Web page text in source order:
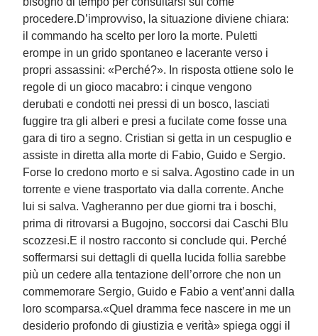
procedere.D’improvviso, la situazione diviene chiara:
il commando ha scelto per loro la morte. Puletti
erompe in un grido spontaneo e lacerante verso i
propri assassini: «Perché?». In risposta ottiene solo le
regole di un gioco macabro: i cinque vengono
derubati e condotti nei pressi di un bosco, lasciati
fuggire tra gli alberi e presi a fucilate come fosse una
gara di tiro a segno. Cristian si getta in un cespuglio e
assiste in diretta alla morte di Fabio, Guido e Sergio.
Forse lo credono morto e si salva. Agostino cade in un
torrente e viene trasportato via dalla corrente. Anche
lui si salva. Vagheranno per due giorni tra i boschi,
prima di ritrovarsi a Bugojno, soccorsi dai Caschi Blu
scozzesi.E il nostro racconto si conclude qui. Perché
soffermarsi sui dettagli di quella lucida follia sarebbe
più un cedere alla tentazione dell’orrore che non un
commemorare Sergio, Guido e Fabio a vent’anni dalla
loro scomparsa.«Quel dramma fece nascere in me un
desiderio profondo di giustizia e verità» spiega oggi il